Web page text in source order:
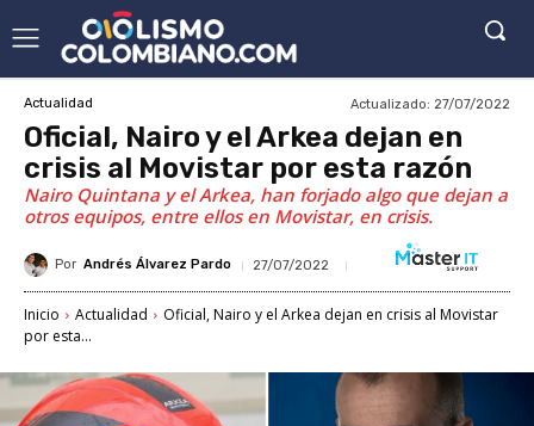
Actualidad Actualizado: 27/07/2022
Oficial, Nairo y el Arkea dejan en
crisis al Movistar por esta razón
Nairo Quintana y el Arkea, han forjado algo que dejan a
otros equipos, entre ellos en Movistar, en crisis.
Por Andrés Álvarez Pardo 27/07/2022
Inicio Actualidad
Oficial, Nairo y el Arkea dejan en crisis al Movistar
por esta...